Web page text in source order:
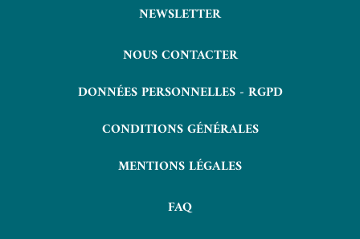
NEWSLETTER
NOUS CONTACTER
DONNÉES PERSONNELLES - RGPD
CONDITIONS GÉNÉRALES
MENTIONS LÉGALES
FAQ